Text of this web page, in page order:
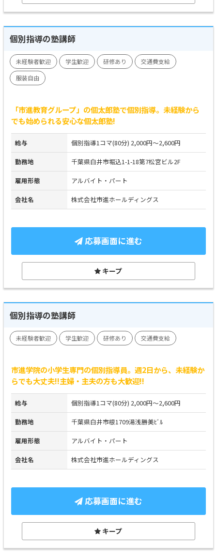
個別指導の塾講師
未経験者歓迎 学生歓迎 研修あり
交通費支給
服装自由
「市進教育グループ」の個太郎塾で個別指導。未経験から
でも始められる安心な個太郎塾!
給与 個別指導1コマ(80分) 2,000円～2,600円
勤務地 千葉県白井市堀込1-1-18第7松宮ビル2F
雇用形態 アルバイト・パート
会社名 株式会社市進ホールディングス
応募画面に進む
キープ
個別指導の塾講師
未経験者歓迎 学生歓迎 研修あり 交通費支給
市進学院の小学生専門の個別指導員。週2日から、未経験か
らでも大丈夫!!主婦・主夫の方も大歓迎!!
給与 個別指導1コマ(80分) 2,000円～2,600円
勤務地 千葉県白井市根1709湯浅勝美ﾋﾞﾙ
雇用形態 アルバイト・パート
会社名 株式会社市進ホールディングス
応募画面に進む
キープ